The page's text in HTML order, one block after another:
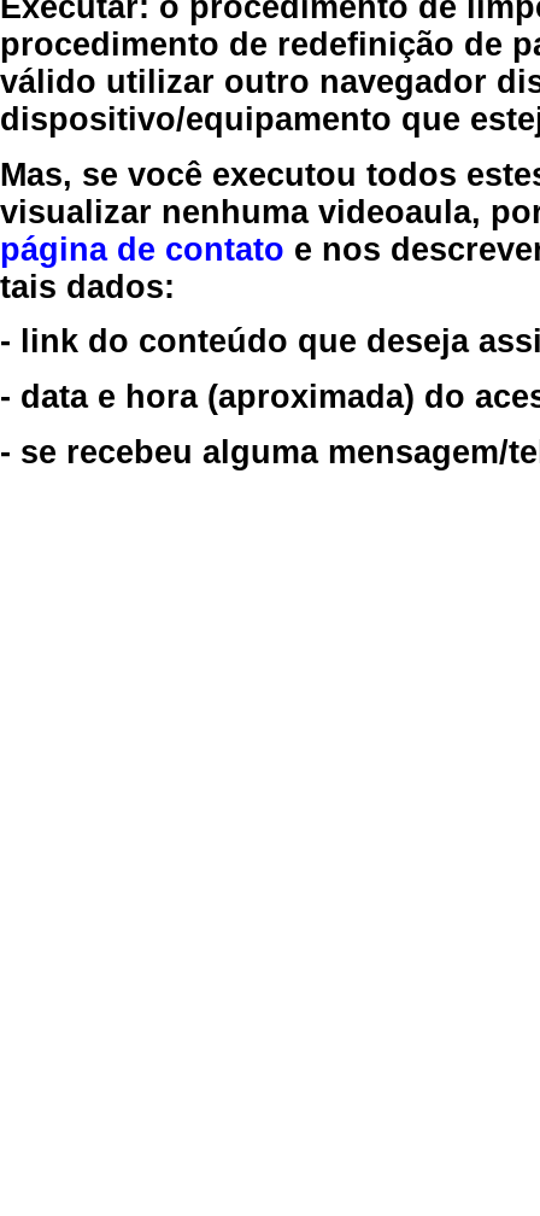
Executar: o procedimento de
procedimento de redefinição de
válido utilizar outro navegador
dispositivo/equipamento que
Mas, se você executou todos
visualizar nenhuma videoaula,
página de contato e nos
tais dados:
- link do conteúdo que deseja
- data e hora (aproximada) do
- se recebeu alguma mensagem/